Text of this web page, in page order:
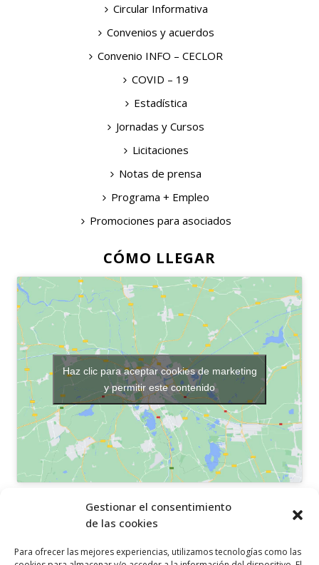
Gestionar el consentimiento
de las cookies
Para ofrecer las mejores experiencias, utilizamos tecnologías como las
Circular Informativa
Convenios y acuerdos
Convenio INFO – CECLOR
COVID – 19
Estadística
Jornadas y Cursos
Licitaciones
Notas de prensa
Programa + Empleo
Promociones para asociados
CÓMO LLEGAR
Haz clic para aceptar cookies de marketing
y permitir este contenido
OTROS ENLACES
Política de cookies